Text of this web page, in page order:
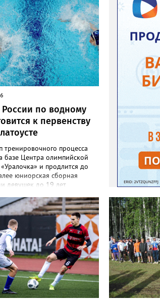
по водному
к первенству
тренировочного процесса
базе Центра олимпийской
и продлится до
юниорская сборная
девушек до 19 лет
мастерство до 1
этап подготовки
на тренировочной базе
до 13 августа. Мировой
через день в испанском
де-ла-Крус.
сборную на этом турнире
златоустовской
Дмитрий Андреев.